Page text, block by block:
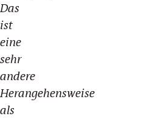
Das
ist
eine
sehr
andere
Herangehensweise
als